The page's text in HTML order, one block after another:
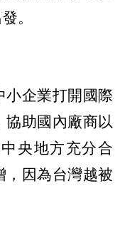
。
小企業打開國際
助國內廠商以
央地方充分合
，因為台灣越被